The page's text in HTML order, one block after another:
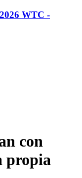
WTC -
con
propia